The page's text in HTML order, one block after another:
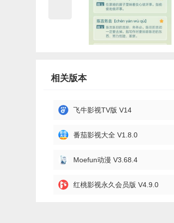
相关版本
飞牛影视TV版 V14
番茄影视大全 V1.8.0
Moefun动漫 V3.68.4
红桃影视永久会员版 V4.9.0